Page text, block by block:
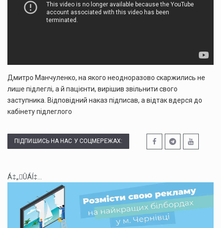
Дмитро Манчуленко, на якого неодноразово скаржились не
лише підлеглі, а й пацієнти, вирішив звільнити свого
заступника. Відповідний наказ підписав, а відтак вдерся до
кабінету підлеглого
ПІДПИШИСЬ НА НАС У СОЦМЕРЕЖАХ:
Á‡„ÛÁÍ‡...